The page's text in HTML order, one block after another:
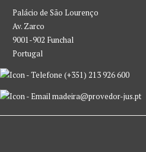
Palácio de São Lourenço
Av. Zarco
9001-902 Funchal
Portugal
(+351) 213 926 600
madeira@provedor-jus.pt